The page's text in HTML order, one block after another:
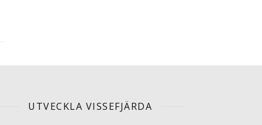
UTVECKLA VISSEFJÄRDA